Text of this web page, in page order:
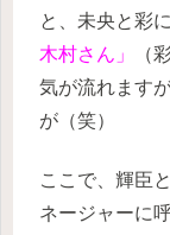
と、未央と彩
木村さん」
（
気が流れますが
が（笑）
ここで、輝臣
ネージャーに